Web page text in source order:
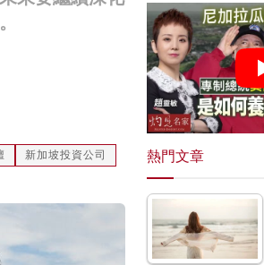
新加坡投資公司
熱門文章